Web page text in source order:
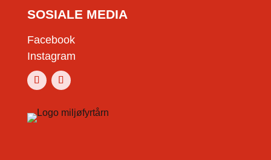
SOSIALE MEDIA
Facebook
Instagram